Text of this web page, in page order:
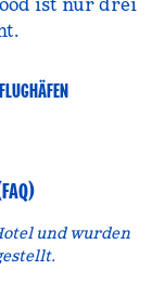
ist nur drei
FLUGHÄFEN
und wurden